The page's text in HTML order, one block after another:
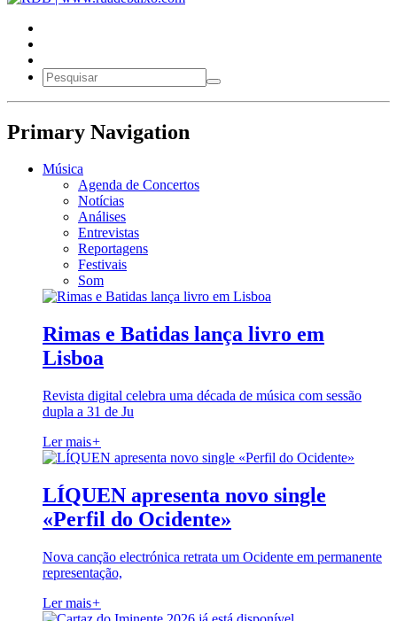
Primary Navigation
Música
Agenda de Concertos
Notícias
Análises
Entrevistas
Reportagens
Festivais
Som
Rimas e Batidas lança livro em
Lisboa
Revista digital celebra uma década de música com sessão
dupla a 31 de Ju
Ler mais+
LÍQUEN apresenta novo single
«Perfil do Ocidente»
Nova canção electrónica retrata um Ocidente em permanente
representação,
Ler mais+